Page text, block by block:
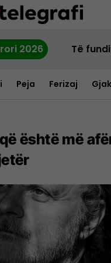
2026 Të
Peja Ferizaj
është më